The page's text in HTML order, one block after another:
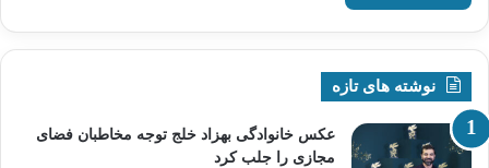
نوشته های تازه
عکس خانوادگی بهزاد خلج توجه مخاطبان فضای
مجازی را جلب کرد